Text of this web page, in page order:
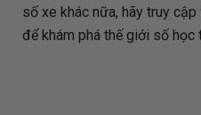
số xe khác nữa, hãy truy
để khám phá thế giới số học